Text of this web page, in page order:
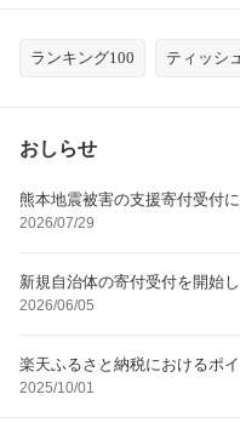
ランキング100 ティッシ
おしらせ
熊本地震被害の支援寄付受付
2026/07/29
新規自治体の寄付受付を開始
2026/06/05
楽天ふるさと納税におけるポ
2025/10/01